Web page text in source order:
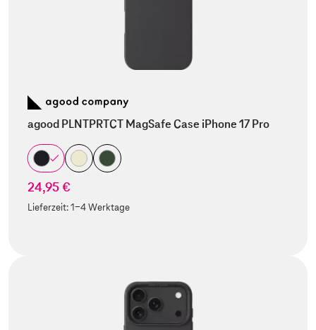
agood PLNTPRTCT MagSafe Case iPhone 17 Pro
24,95 €
Lieferzeit:1-4 Werktage